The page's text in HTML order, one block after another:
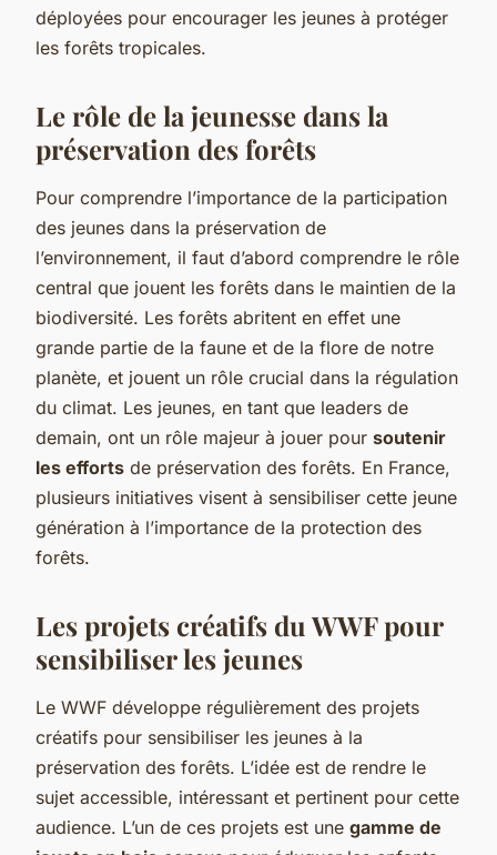
déployées pour encourager les jeunes à protéger
les forêts tropicales.
Le rôle de la jeunesse dans la
préservation des forêts
Pour comprendre l’importance de la participation
des jeunes dans la préservation de
l’environnement, il faut d’abord comprendre le rôle
central que jouent les forêts dans le maintien de la
biodiversité. Les forêts abritent en effet une
grande partie de la faune et de la flore de notre
planète, et jouent un rôle crucial dans la régulation
du climat. Les jeunes, en tant que leaders de
demain, ont un rôle majeur à jouer pour soutenir
les efforts de préservation des forêts. En France,
plusieurs initiatives visent à sensibiliser cette jeune
génération à l’importance de la protection des
forêts.
Les projets créatifs du WWF pour
sensibiliser les jeunes
Le WWF développe régulièrement des projets
créatifs pour sensibiliser les jeunes à la
préservation des forêts. L’idée est de rendre le
sujet accessible, intéressant et pertinent pour cette
audience. L’un de ces projets est une gamme de